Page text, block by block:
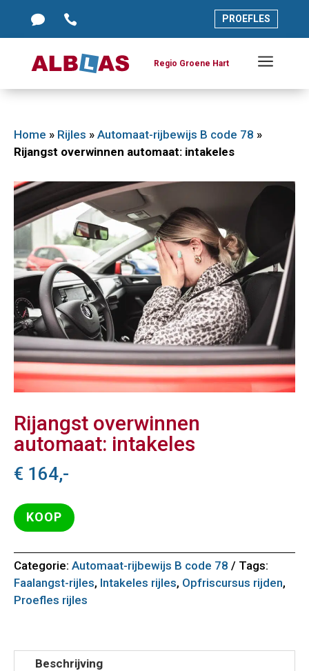
  PROEFLES
  PROEFLES
Regio Groene Hart a
Regio Groene Hart a
Home » Rijles » Automaat-rijbewijs B code 78 »
Rijangst overwinnen automaat: intakeles
Rijangst overwinnen
automaat: intakeles
€ 164,-
KOOP
Categorie: Automaat-rijbewijs B code 78
Tags:
Faalangst-rijles, Intakeles rijles, Opfriscursus rijden,
Proefles rijles
Beschrijving